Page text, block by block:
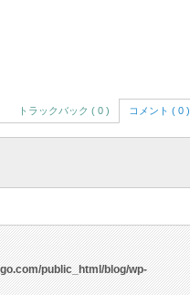
トラックバック ( 0 ) コメント ( 0 )
public_html/blog/wp-